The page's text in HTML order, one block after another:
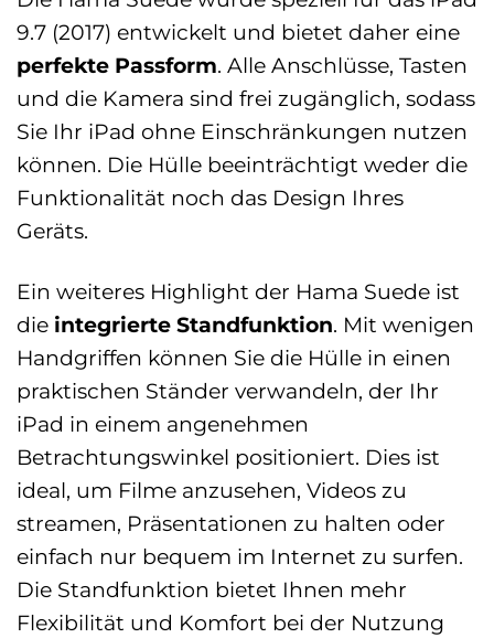
9.7 (2017) entwickelt und bietet daher eine
perfekte Passform. Alle Anschlüsse, Tasten
und die Kamera sind frei zugänglich, sodass
Sie Ihr iPad ohne Einschränkungen nutzen
können. Die Hülle beeinträchtigt weder die
Funktionalität noch das Design Ihres
Geräts.
Ein weiteres Highlight der Hama Suede ist
die integrierte Standfunktion. Mit wenigen
Handgriffen können Sie die Hülle in einen
praktischen Ständer verwandeln, der Ihr
iPad in einem angenehmen
Betrachtungswinkel positioniert. Dies ist
ideal, um Filme anzusehen, Videos zu
streamen, Präsentationen zu halten oder
einfach nur bequem im Internet zu surfen.
Die Standfunktion bietet Ihnen mehr
Flexibilität und Komfort bei der Nutzung